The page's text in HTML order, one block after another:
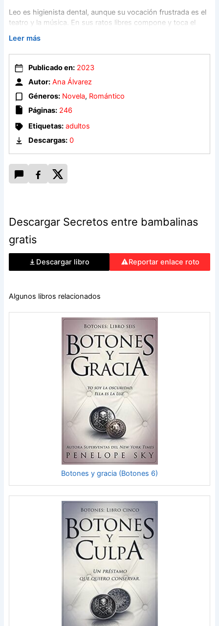
Leo es higienista dental, aunque su vocación frustrada es el
teatro y la música. En sus ratos libres compone y toca el
piano. Para dar rienda a su vena artística, ha organizado un
grupo de teatro aficionado en la asociación cultural de su
barrio y está montando una obra que se representará al final
de las actividades.
Silvia por primera vez en su vida tiene las tardes libres y
decide apuntarse al teatro.
ensayos pasan mucho tiempo juntos.
¿Qué sucederá cuando caiga el telón?
Leer más
Publicado en: 2023
Autor: Ana Álvarez
Géneros: Novela, Romántico
Páginas: 246
Etiquetas: adultos
Descargas: 0
Descargar Secretos entre bambalinas
gratis
Descargar libro Reportar enlace roto
Algunos libros relacionados
Botones y gracia (Botones 6)